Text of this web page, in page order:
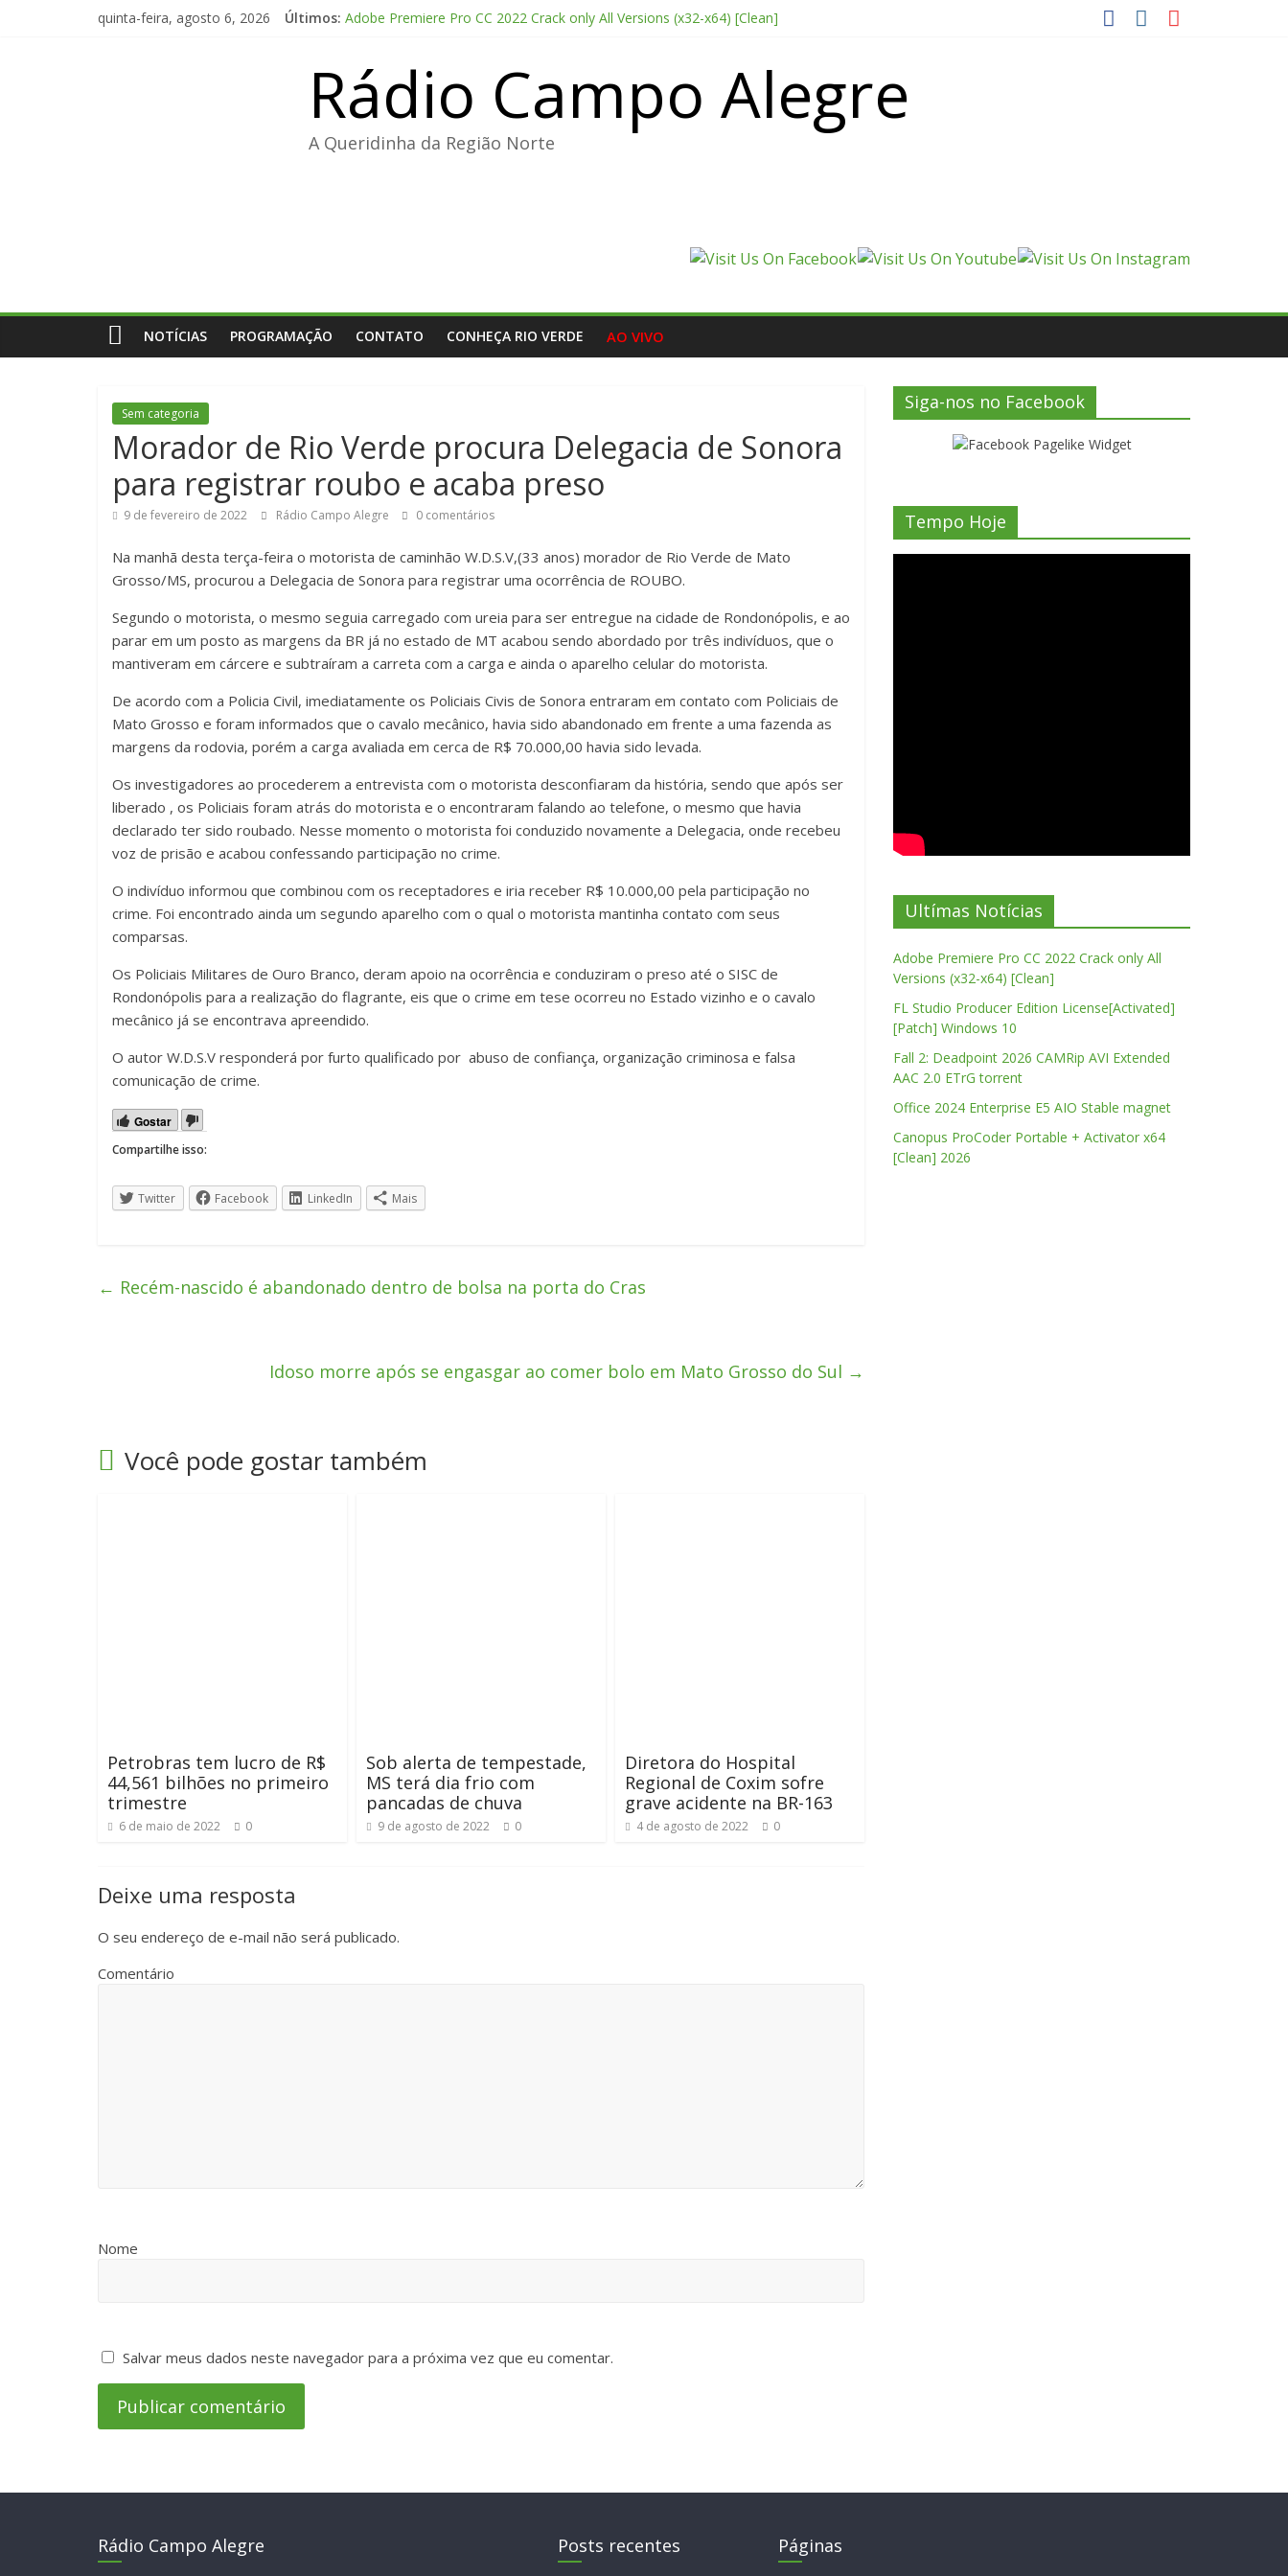
quinta-feira, agosto 6, 2026 Últimos: Adobe Premiere Pro CC 2022 Crack only All Versions (x32-x64) [Clean]
Office 2024 Enterprise E5 AIO Stable magnet
Code Vein II Deluxe Edition Cracked Keys Steam Rip DLC Included
Rádio Campo Alegre
A Queridinha da Região Norte
NOTÍCIAS PROGRAMAÇÃO CONTATO CONHEÇA RIO VERDE AO VIVO
Sem categoria
Morador de Rio Verde procura Delegacia de Sonora
para registrar roubo e acaba preso
9 de fevereiro de 2022 Rádio Campo Alegre 0 comentários
Na manhã desta terça-feira o motorista de caminhão W.D.S.V,(33 anos) morador de Rio Verde de Mato
Grosso/MS, procurou a Delegacia de Sonora para registrar uma ocorrência de ROUBO.
Segundo o motorista, o mesmo seguia carregado com ureia para ser entregue na cidade de Rondonópolis, e ao
parar em um posto as margens da BR já no estado de MT acabou sendo abordado por três indivíduos, que o
mantiveram em cárcere e subtraíram a carreta com a carga e ainda o aparelho celular do motorista.
De acordo com a Policia Civil, imediatamente os Policiais Civis de Sonora entraram em contato com Policiais de
Mato Grosso e foram informados que o cavalo mecânico, havia sido abandonado em frente a uma fazenda as
margens da rodovia, porém a carga avaliada em cerca de R$ 70.000,00 havia sido levada.
Os investigadores ao procederem a entrevista com o motorista desconfiaram da história, sendo que após ser
liberado , os Policiais foram atrás do motorista e o encontraram falando ao telefone, o mesmo que havia
declarado ter sido roubado. Nesse momento o motorista foi conduzido novamente a Delegacia, onde recebeu
voz de prisão e acabou confessando participação no crime.
O indivíduo informou que combinou com os receptadores e iria receber R$ 10.000,00 pela participação no
crime. Foi encontrado ainda um segundo aparelho com o qual o motorista mantinha contato com seus
comparsas.
Os Policiais Militares de Ouro Branco, deram apoio na ocorrência e conduziram o preso até o SISC de
Rondonópolis para a realização do flagrante, eis que o crime em tese ocorreu no Estado vizinho e o cavalo
mecânico já se encontrava apreendido.
O autor W.D.S.V responderá por furto qualificado por abuso de confiança, organização criminosa e falsa
comunicação de crime.
Gostar
Compartilhe isso:
Twitter Facebook LinkedIn Mais
← Recém-nascido é abandonado dentro de bolsa na porta do Cras
Idoso morre após se engasgar ao comer bolo em Mato Grosso do Sul →
Você pode gostar também
Petrobras tem lucro de R$
44,561 bilhões no primeiro
trimestre
6 de maio de 2022 0
Sob alerta de tempestade,
MS terá dia frio com
pancadas de chuva
9 de agosto de 2022 0
Diretora do Hospital
Regional de Coxim sofre
grave acidente na BR-163
4 de agosto de 2022 0
Deixe uma resposta
O seu endereço de e-mail não será publicado.
Comentário
Nome
Salvar meus dados neste navegador para a próxima vez que eu comentar.
Siga-nos no Facebook
Tempo Hoje
Ultímas Notícias
Adobe Premiere Pro CC 2022 Crack only All
Versions (x32-x64) [Clean]
FL Studio Producer Edition License[Activated]
[Patch] Windows 10
Fall 2: Deadpoint 2026 CAMRip AVI Extended
AAC 2.0 ETrG torrent
Office 2024 Enterprise E5 AIO Stable magnet
Canopus ProCoder Portable + Activator x64
[Clean] 2026
Rádio Campo Alegre Posts recentes Páginas